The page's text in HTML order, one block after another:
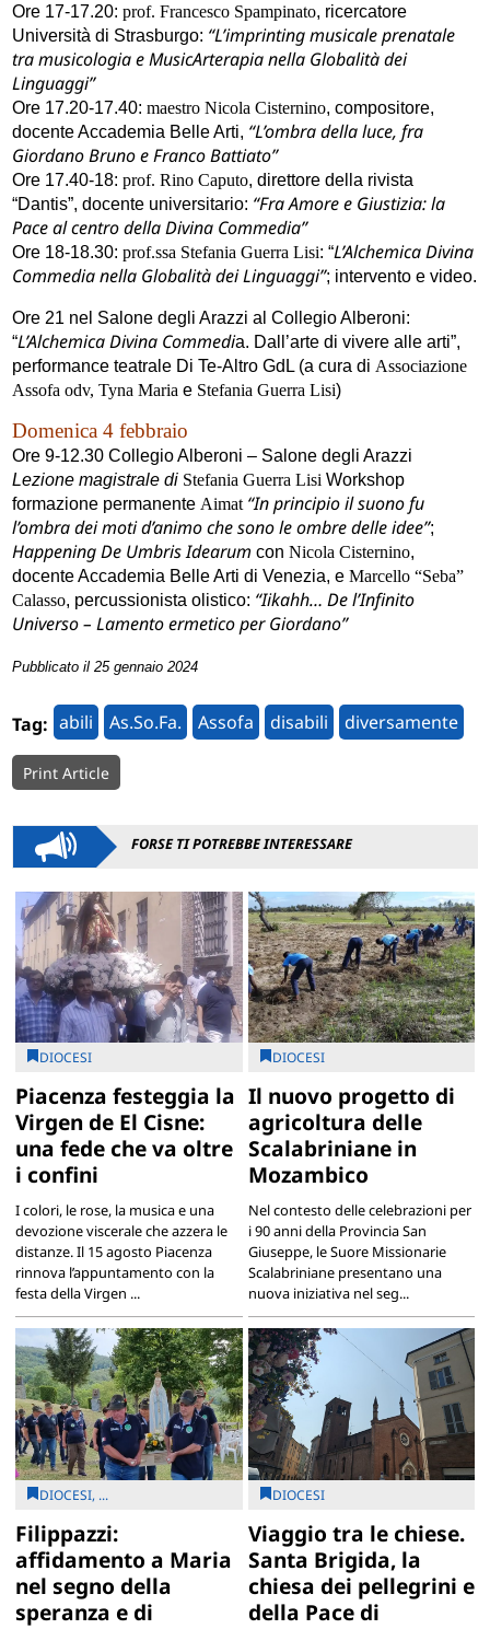
Ore 17-17.20:prof. Francesco Spampinato, ricercatore
Università di Strasburgo: “L’imprinting musicale prenatale
tra musicologia e MusicArterapia nella Globalità dei
Linguaggi”
Ore 17.20-17.40:maestro Nicola Cisternino, compositore,
docente Accademia Belle Arti, “L’ombra della luce, fra
Giordano Bruno e Franco Battiato”
Ore 17.40-18:prof. Rino Caputo, direttore della rivista
“Dantis”, docente universitario: “Fra Amore e Giustizia: la
Pace al centro della Divina Commedia”
Ore 18-18.30:prof.ssa Stefania Guerra Lisi: “L’Alchemica Divina
Commedia nella Globalità dei Linguaggi”; intervento e video.
Ore 21 nel Salone degli Arazzi al Collegio Alberoni:
“L’Alchemica Divina Commedia. Dall’arte di vivere alle arti”,
performance teatrale Di Te-Altro GdL (a cura di Associazione
Assofa odv, Tyna Mariae Stefania Guerra Lisi)
Domenica 4 febbraio
Ore 9-12.30 Collegio Alberoni – Salone degli Arazzi
Lezione magistrale di Stefania Guerra LisiWorkshop
formazione permanente Aimat “In principio il suono fu
l’ombra dei moti d’animo che sono le ombre delle idee”;
Happening De Umbris Idearum conNicola Cisternino,
docente Accademia Belle Arti di Venezia, eMarcello “Seba”
Calasso, percussionista olistico: “Iikahh… De l’Infinito
Universo – Lamento ermetico per Giordano”
Pubblicato il 25 gennaio 2024
Tag: abili As.So.Fa. Assofa disabili diversamente
Print Article
FORSE TI POTREBBE INTERESSARE
DIOCESI
Piacenza festeggia la
Virgen de El Cisne:
una fede che va oltre
i confini
I colori, le rose, la musica e una
devozione viscerale che azzera le
distanze. Il 15 agosto Piacenza
rinnova l’appuntamento con la
festa della Virgen ...
DIOCESI
Il nuovo progetto di
agricoltura delle
Scalabriniane in
Mozambico
Nel contesto delle celebrazioni per
i 90 anni della Provincia San
Giuseppe, le Suore Missionarie
Scalabriniane presentano una
nuova iniziativa nel seg...
DIOCESI, ...
Filippazzi:
affidamento a Maria
nel segno della
speranza e di
DIOCESI
Viaggio tra le chiese.
Santa Brigida, la
chiesa dei pellegrini e
della Pace di